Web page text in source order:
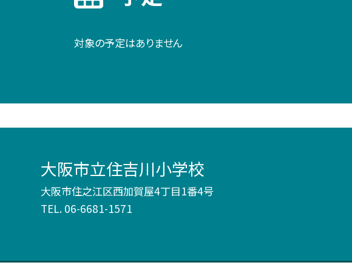
対象の予定はありません
大阪市立住吉川小学校
大阪市住之江区西加賀屋4丁目1番4号
TEL. 06-6681-1571